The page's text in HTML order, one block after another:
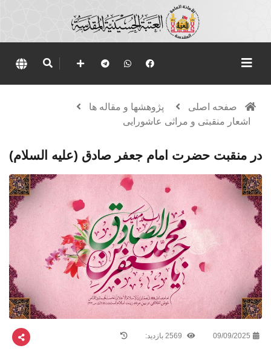
صفحه اصلی
پژوهشها و مقاله ها
اشعار منقبتی و مراثی عاشورایی
در منقبت حضرت امام جعفر صادق (عليه السلام)
09/09/2025